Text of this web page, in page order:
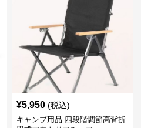
¥5,950 (税込)
キャンプ用品 四段階調節高背折